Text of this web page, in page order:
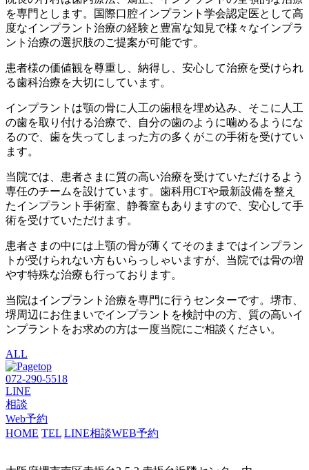
を専門とします。国際口腔インプラント学会認定医として高
度なインプラント治療の経験と豊富な知見で様々なインプラ
ント治療の選択肢のご提案が可能です。
患者様の価値観を尊重し、納得し、安心して治療を受けられ
る歯科治療を大切にしています。
インプラントは顎の骨に人工の歯根を埋め込み、そこに人工
の歯を取り付ける治療で、自分の歯のように噛めるようにな
るので、歯を失ってしまった方の多くがこの手術を受けてい
ます。
当院では、患者さまに質の高い治療を受けていただけるよう
専任のチームを設けています。歯科用CTや最新設備を整え
たインプラント手術室、静養室もありますので、安心して手
術を受けていただけます。
患者さまの中には上顎の骨が薄くてそのままではインプラン
トが受けられない方もいらっしゃいますが、当院では骨の増
やす特殊な治療も行っております。
当院はインプラント治療を専門に行うセンターです。堺市、
堺周辺にお住まいでインプラントを検討中の方、質の高いイ
ンプラントをお求めの方は一度当院にご相談ください。
ALL
072-290-5518
LINE
相談
Web予約
HOME TEL LINE相談WEB予約